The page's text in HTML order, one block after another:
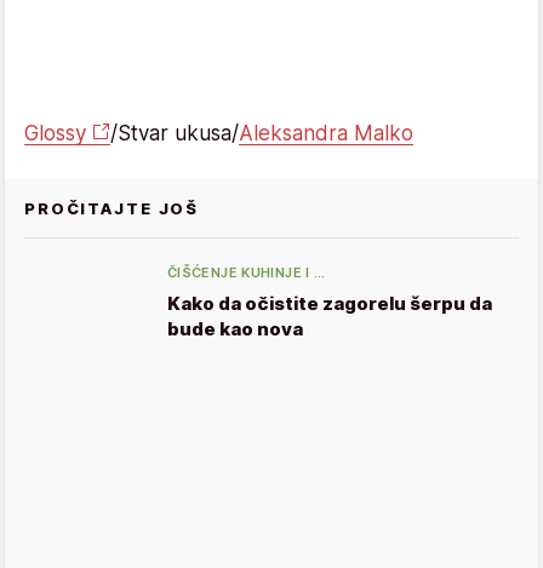
Glossy /Stvar ukusa/Aleksandra Malko
PROČITAJTE JOŠ
ČIŠĆENJE KUHINJE I …
Kako da očistite zagorelu šerpu da
bude kao nova